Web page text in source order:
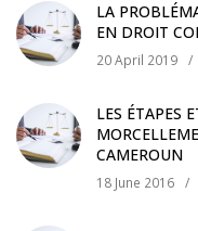
LA
EN DROIT
20 April 2019 /
LES ÉTAPES
CAMEROUN
18 June 2016 /